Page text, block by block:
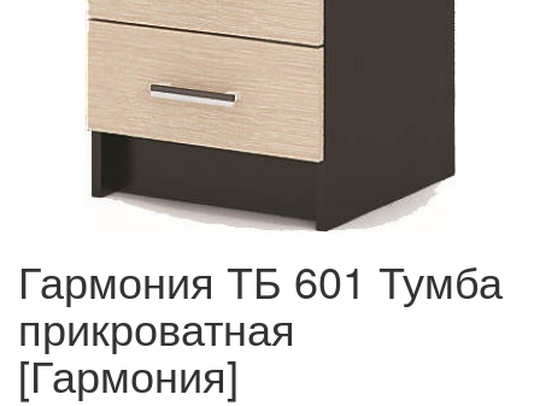
Гармония ТБ 601 Тумба
прикроватная
[Гармония]